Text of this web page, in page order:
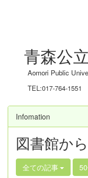
青森公
Aomori Public
TEL:017-764-1551
Infomation
図書館か
全ての記事